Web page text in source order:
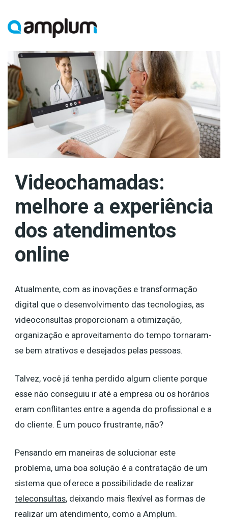
para
Videochamadas:
melhore a experiência
dos atendimentos
online
Atualmente, com as inovações e transformação
digital que o desenvolvimento das tecnologias, as
videoconsultas proporcionam a otimização,
organização e aproveitamento do tempo tornaram-
se bem atrativos e desejados pelas pessoas.
Talvez, você já tenha perdido algum cliente porque
esse não conseguiu ir até a empresa ou os horários
eram conflitantes entre a agenda do profissional e a
do cliente. É um pouco frustrante, não?
Pensando em maneiras de solucionar este
problema, uma boa solução é a contratação de um
sistema que oferece a possibilidade de realizar
teleconsultas, deixando mais flexível as formas de
realizar um atendimento, como a Amplum.